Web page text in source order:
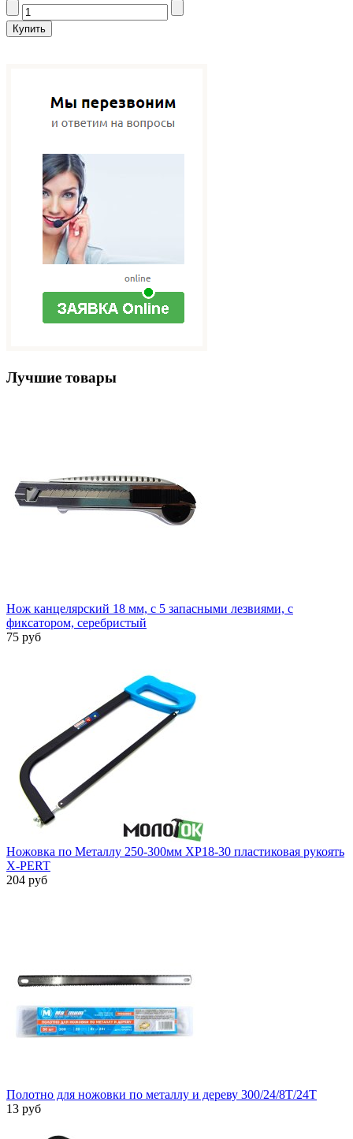
Лучшие товары
Нож канцелярский 18 мм, с 5 запасными лезвиями, с
фиксатором, серебристый
75 руб
Ножовка по Металлу 250-300мм XP18-30 пластиковая рукоять
X-PERT
204 руб
Полотно для ножовки по металлу и дереву 300/24/8Т/24Т
13 руб